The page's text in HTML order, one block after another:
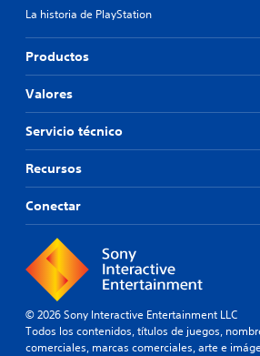
La historia de PlayStation
Productos
Valores
Servicio técnico
Recursos
Conectar
© 2026 Sony Interactive Entertainment LLC
Todos los contenidos, títulos de juegos,
comerciales, marcas comerciales, arte e